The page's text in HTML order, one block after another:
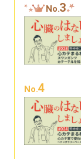
No.3
No.4